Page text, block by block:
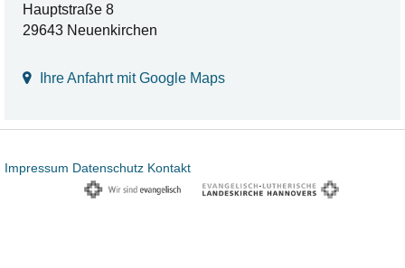
Hauptstraße 8
29643 Neuenkirchen
Ihre Anfahrt mit Google Maps
Impressum Datenschutz Kontakt